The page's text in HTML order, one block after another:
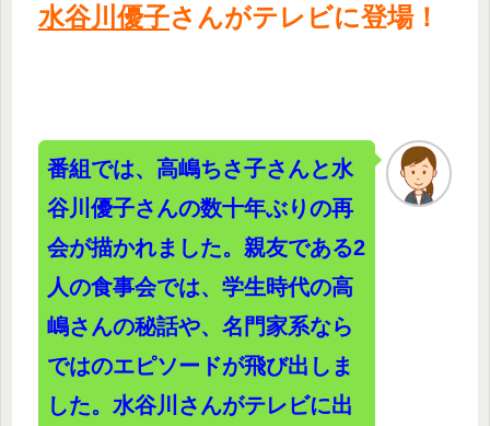
水谷川優子さんがテレビに登場！
番組では、高嶋ちさ子さんと水
谷川優子さんの数十年ぶりの再
会が描かれました。親友である2
人の食事会では、学生時代の高
嶋さんの秘話や、名門家系なら
ではのエピソードが飛び出しま
した。水谷川さんがテレビに出